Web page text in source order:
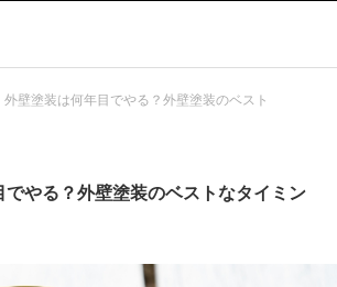
外壁塗装は何年目でやる？外壁塗装のベスト
でやる？外壁塗装のベストなタイミン